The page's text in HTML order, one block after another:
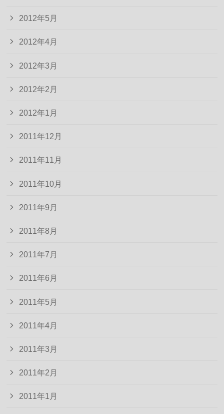
2012年5月
2012年4月
2012年3月
2012年2月
2012年1月
2011年12月
2011年11月
2011年10月
2011年9月
2011年8月
2011年7月
2011年6月
2011年5月
2011年4月
2011年3月
2011年2月
2011年1月